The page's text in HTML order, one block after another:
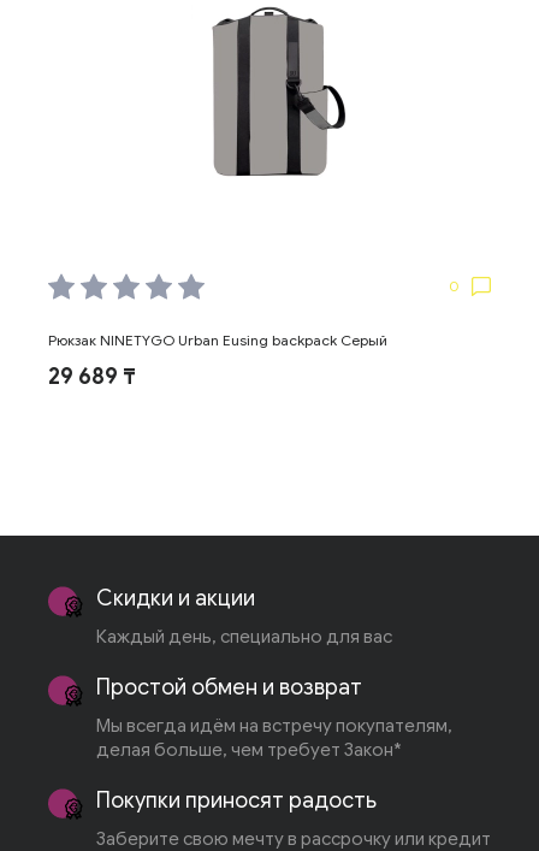
0
Рюкзак NINETYGO Urban Eusing backpack Серый
29 689 ₸
Скидки и акции
Каждый день, специально для вас
Простой обмен и возврат
Мы всегда идём на встречу покупателям,
делая больше, чем требует Закон*
Покупки приносят радость
Заберите свою мечту в рассрочку или кредит